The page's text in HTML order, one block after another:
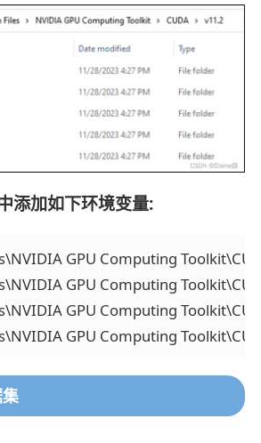
添加如下环境变量:
GPU Computing
GPU Computing
GPU Computing
GPU Computing